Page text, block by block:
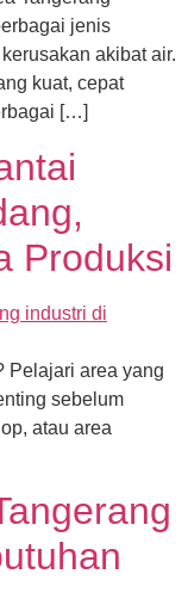
jenis
akibat air.
kuat, cepat
[…]
Produksi
Pelajari area yang
sebelum
atau area